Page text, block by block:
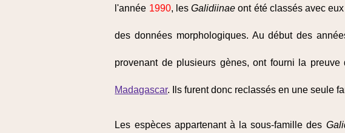
l'année 1990, lesGalidiinae ont été classés avec
des données morphologiques. Au début des
provenant de plusieurs gènes, ont fourni la
Madagascar. Ils furent donc reclassés en une seule
Les espèces appartenant à la sous-famille des